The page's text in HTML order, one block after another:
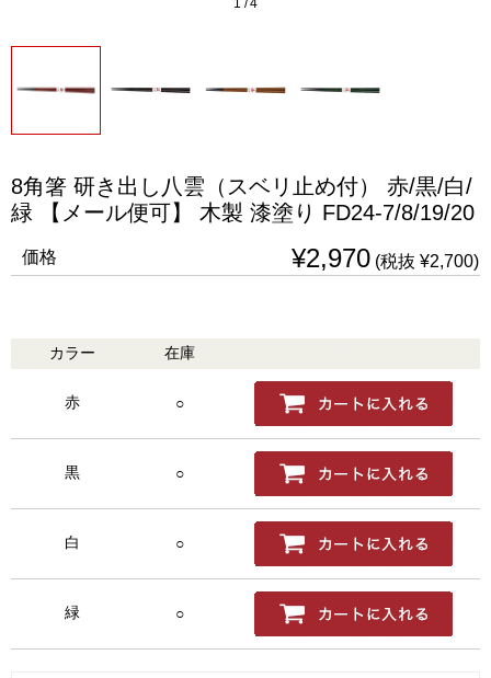
8角箸 研き出し八雲（スベリ止め付） 赤/黒/白/
緑 【メール便可】 木製 漆塗り FD24-7/8/19/20
価格 ¥2,970 (税抜 ¥2,700)
カラー 在庫
赤 ○
黒 ○
白 ○
緑 ○